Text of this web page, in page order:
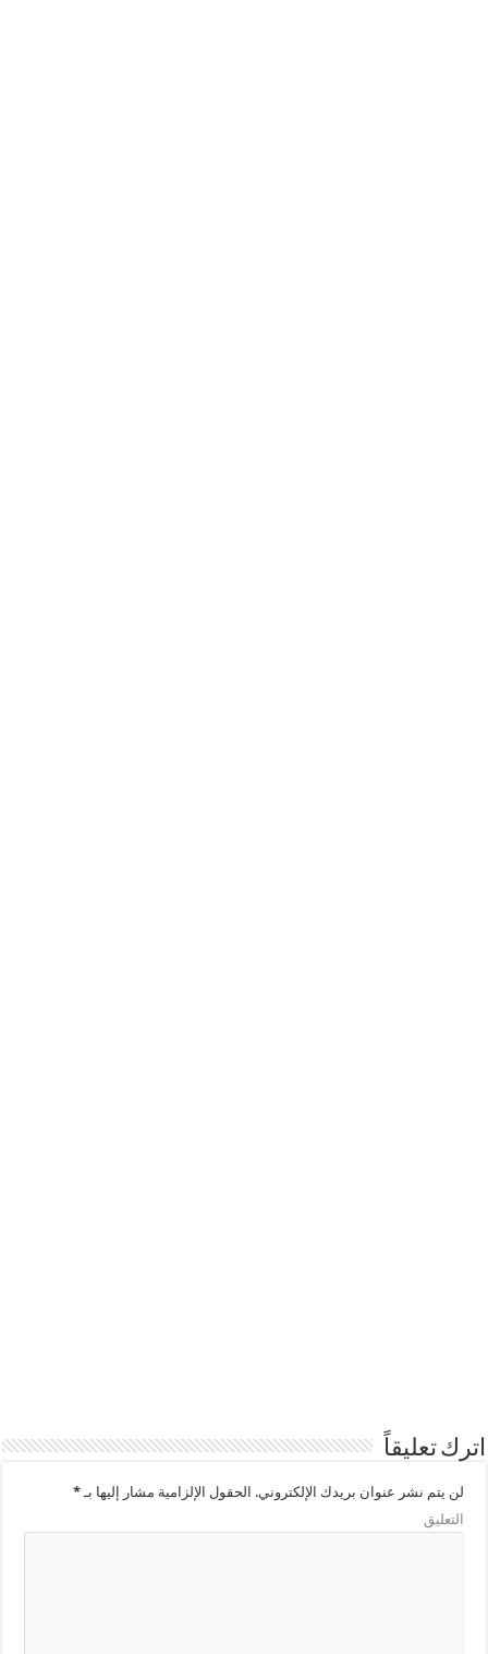
اترك تعليقاً
لن يتم نشر عنوان بريدك الإلكتروني. الحقول الإلزامية مشار إليها بـ*
التعليق